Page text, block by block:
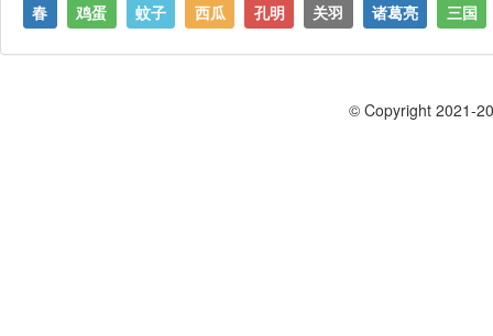
春 鸡蛋 蚊子 西瓜 孔明 关羽 诸葛亮 三国
© Copyright 2021-